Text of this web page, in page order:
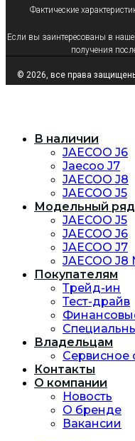
Фактические
Если вы заинтересованы в
получения
© 2026, все права
В наличии
JAECOO J6
Jaecoo J7
JAECOO J8
JAECOO J5
Модельный ряд
JAECOO J5
JAECOO J6
JAECOO J7
JAECOO J8
Покупателям
Трейд-ин
Тест-драйв
Владельцам
Сервисное
Контакты
О компании
Новость
O бренде
Вакансии